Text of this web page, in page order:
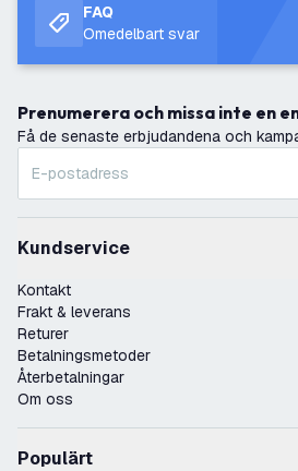
FAQ
Omedelbart svar
Prenumerera och missa inte en
Få de senaste erbjudandena och
Kundservice
Kontakt
Frakt & leverans
Returer
Betalningsmetoder
Återbetalningar
Om oss
Populärt